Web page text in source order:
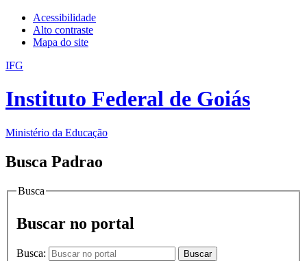
Acessibilidade
Alto contraste
Mapa do site
IFG
Instituto Federal de Goiás
Ministério da Educação
Busca Padrao
Busca
Buscar no portal
Busca: Buscar